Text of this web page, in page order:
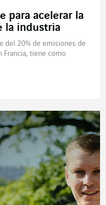
para acelerar la
la industria
del 20% de emisiones de
Francia, tiene como